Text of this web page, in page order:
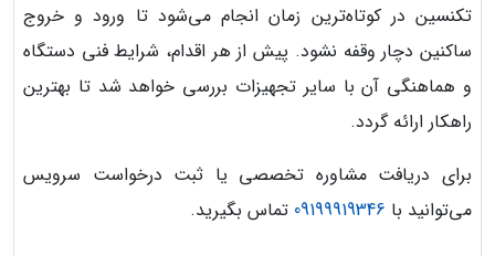
تکنسین در کوتاه‌ترین زمان انجام می‌شود تا ورود و خروج
ساکنین دچار وقفه نشود. پیش از هر اقدام، شرایط فنی دستگاه
و هماهنگی آن با سایر تجهیزات بررسی خواهد شد تا بهترین
راهکار ارائه گردد.
برای دریافت مشاوره تخصصی یا ثبت درخواست سرویس
می‌توانید با 09199919346 تماس بگیرید.